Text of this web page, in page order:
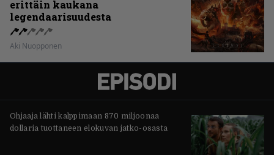
erittäin kaukana
legendaarisuudesta
Aki Nuopponen
Ohjaaja lähti kalppimaan 870 miljoonaa
dollaria tuottaneen elokuvan jatko-osasta